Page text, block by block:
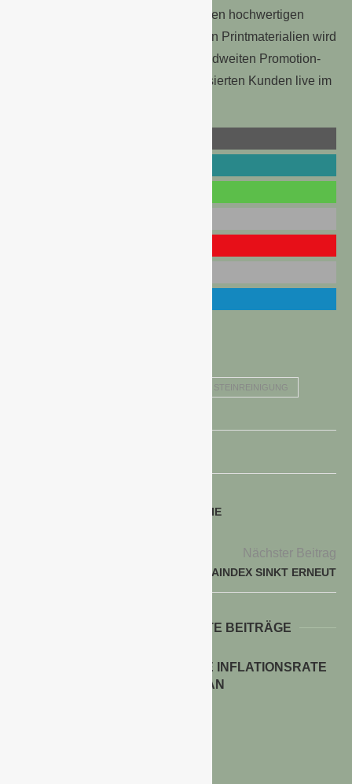
direkt am Point of Sale wieder. Neben hochwertigen
Zweitplatzierungen und informativen Printmaterialien wird
unter anderem mit einer deutschlandweiten Promotion-
Aktion das neue Multitalent interessierten Kunden live im
STEINREINIGUNG
BKN PFLANZEN MIT NEUSTART IN DIE
Nächster Beitrag
IFO GESCHÄFTSKLIMAINDEX SINKT ERNEUT
WEITERE INTERESSANTE BEITRÄGE
ENERGIEPREISE TREIBEN DIE INFLATIONSRATE
IM JULI 2026 AN